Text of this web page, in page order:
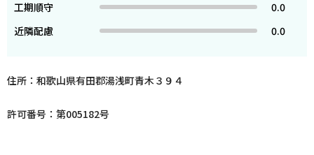
工期順守
0.0
近隣配慮
0.0
住所：和歌山県有田郡湯浅町青木３９４
許可番号：第005182号